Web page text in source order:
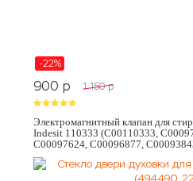
-22%
900 p 1 150 p
Электромагнитный клапан для
Indesit 110333 (C00110333,
C00097624, C00096877,